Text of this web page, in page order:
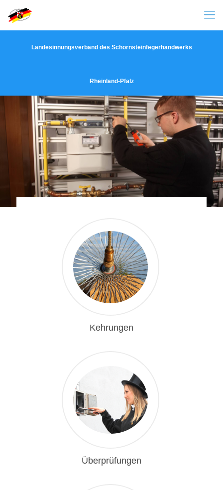
Landesinnungsverband des Schornsteinfegerhandwerks
Rheinland-Pfalz
Kehrungen
Überprüfungen